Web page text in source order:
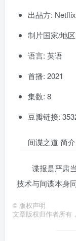
出品方: Netflix
制片国家/地
语言: 英语
首播: 2021
集数: 8
豆瓣链接:
间谍之道 简介
谍报是严肃
技术与间谍本身
© 版权声明
文章版权归作者所有